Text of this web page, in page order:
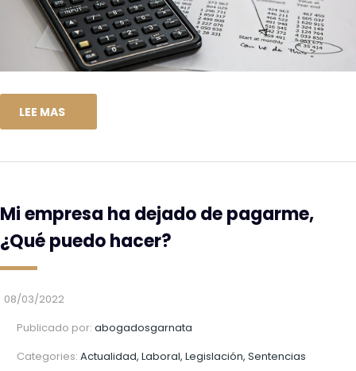
LEE MAS
Mi empresa ha dejado de pagarme,
¿Qué puedo hacer?
08/03/2022
Publicado por: abogadosgarnata
Categories: Actualidad, Laboral, Legislación, Sentencias